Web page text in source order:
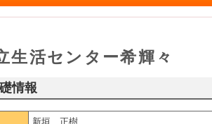
生活センター希輝々
情報
新垣 正樹